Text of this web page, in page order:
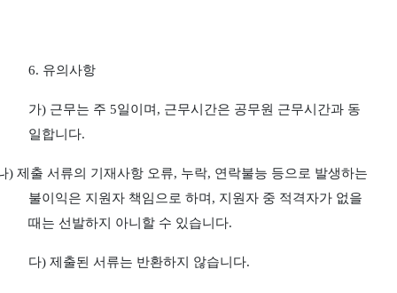
6. 유의사항
가) 근무는 주 5일이며, 근무시간은 공무원 근무시간과 동
일합니다.
) 제출 서류의 기재사항 오류, 누락, 연락불능 등으로 발생하는
불이익은 지원자 책임으로 하며, 지원자 중 적격자가 없을
때는 선발하지 아니할 수 있습니다.
다) 제출된 서류는 반환하지 않습니다.